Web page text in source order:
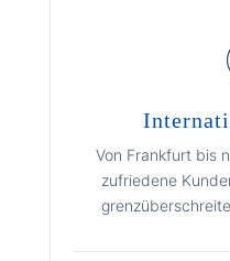
Von Frankfurt bis
zufriedene